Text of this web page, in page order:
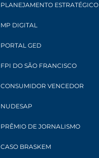
PLANEJAMENTO ESTRATÉGICO
MP DIGITAL
PORTAL GED
FPI DO SÃO FRANCISCO
CONSUMIDOR VENCEDOR
NUDESAP
PRÊMIO DE JORNALISMO
CASO BRASKEM